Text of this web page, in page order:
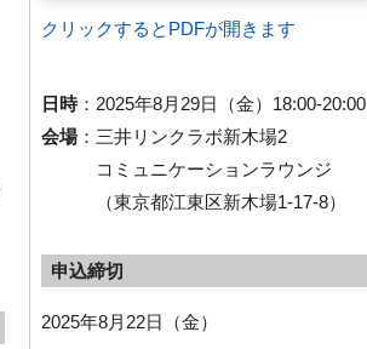
クリックするとPDFが開きます
日時： 2025年8月29日（金）18:00-20:00
会場： 三井リンクラボ新木場2
コミュニケーションラウンジ
（東京都江東区新木場1-17-8）
申込締切
2025年8月22日（金）